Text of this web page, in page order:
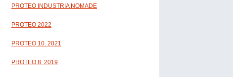
PROTEO INDUSTRIA NOMADE
PROTEO 2022
PROTEO 10. 2021
PROTEO 8. 2019